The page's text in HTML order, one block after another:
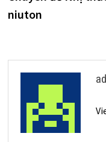
hướng
niuton